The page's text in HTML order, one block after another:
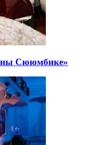
Сююмбике»